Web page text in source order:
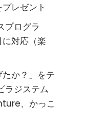
レゼント
プログラ
対応（楽
たか？」をテ
ラジステム
、かっこ